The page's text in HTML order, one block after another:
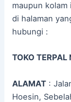
maupun kolam
di halaman
hubungi :
TOKO TERPAL
ALAMAT :
Hoesin,